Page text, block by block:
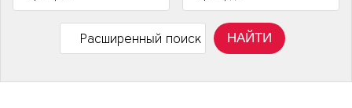
Расширенный поиск НАЙТИ